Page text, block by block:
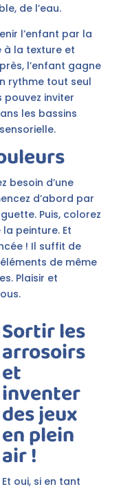
de l’eau.
l’enfant par la
à la texture et
l’enfant gagne
rythme tout seul
pouvez inviter
les bassins
besoin d’une
d’abord par
Puis, colorez
peinture. Et
! Il suffit de
de même
Plaisir et
Sortir les
arrosoirs
et
inventer
des jeux
en plein
air !
Et oui, si en tant